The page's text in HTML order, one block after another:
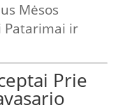
Mėsos
Patarimai ir
Prie